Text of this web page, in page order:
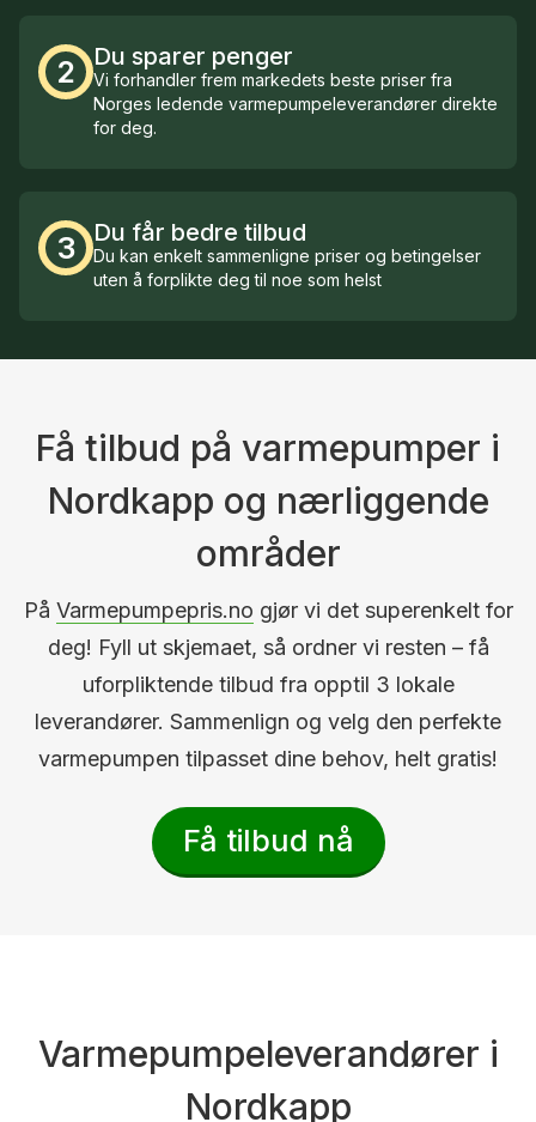
2 Du sparer penger
Vi forhandler frem markedets beste priser fra
Norges ledende varmepumpeleverandører direkte
for deg.
3 Du får bedre tilbud
Du kan enkelt sammenligne priser og betingelser
uten å forplikte deg til noe som helst
Få tilbud på varmepumper i
Nordkapp og nærliggende
områder
På Varmepumpepris.no gjør vi det superenkelt for
deg! Fyll ut skjemaet, så ordner vi resten – få
uforpliktende tilbud fra opptil 3 lokale
leverandører. Sammenlign og velg den perfekte
varmepumpen tilpasset dine behov, helt gratis!
Få tilbud nå
Varmepumpeleverandører i
Nordkapp